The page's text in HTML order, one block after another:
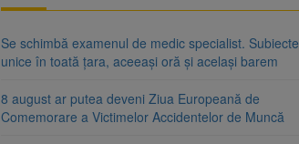
Se schimbă examenul de medic specialist. Subiecte
unice în toată țara, aceeași oră și același barem
8 august ar putea deveni Ziua Europeană de
Comemorare a Victimelor Accidentelor de Muncă